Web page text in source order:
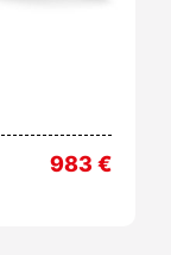
983 €